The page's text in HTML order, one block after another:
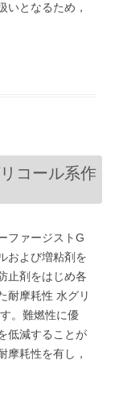
いとなるため，
コール系作
ファージストG
および増粘剤を
止剤をはじめ各
耐摩耗性 水グリ
。難燃性に優
低減することが
摩耗性を有し，